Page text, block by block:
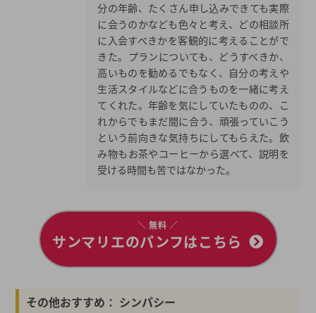
分の年齢、たくさん申し込みできても実際
に会うのかなども色々と考え、どの相談所
に入会すべきかを客観的に考えることがで
きた。プランについても、どうすべきか、
高いものを勧めるでもなく、自分の考えや
生活スタイルなどに合うものを一緒に考え
てくれた。年齢を気にしていたものの、こ
れからでもまだ間に合う、頑張っていこう
という前向きな気持ちにしてもらえた。飲
み物もお茶やコーヒーから選べて、説明を
受ける時間も苦ではなかった。
＼ 無料 ／
サンマリエのパンフはこちら
その他おすすめ： シンパシー